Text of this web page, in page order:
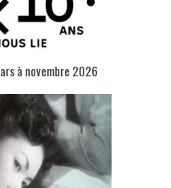
à novembre 2026